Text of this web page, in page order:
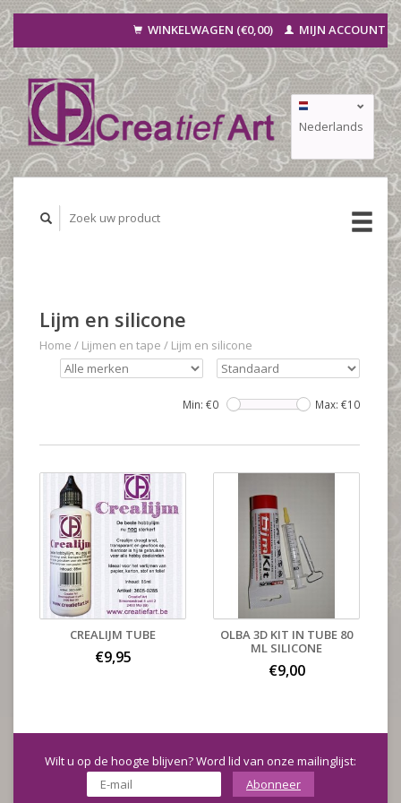
WINKELWAGEN (€0,00) MIJN ACCOUNT
Nederlands
Deutsch
Lijm en silicone
Home / Lijmen en tape / Lijm en silicone
Min: €0 Max: €10
CREALIJM TUBE
€9,95
OLBA 3D KIT IN TUBE 80
ML SILICONE
€9,00
Wilt u op de hoogte blijven? Word lid van onze mailinglijst:
Abonneer